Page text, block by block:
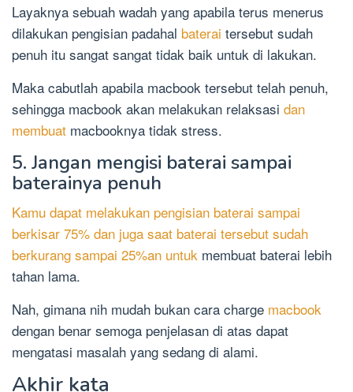
Layaknya sebuah wadah yang apabila terus menerus
dilakukan pengisian padahal baterai tersebut sudah
penuh itu sangat sangat tidak baik untuk di lakukan.
Maka cabutlah apabila macbook tersebut telah penuh,
sehingga macbook akan melakukan relaksasi dan
membuat macbooknya tidak stress.
5. Jangan mengisi baterai sampai
baterainya penuh
Kamu dapat melakukan pengisian baterai sampai
berkisar 75% dan juga saat baterai tersebut sudah
berkurang sampai 25%an untuk membuat baterai lebih
tahan lama.
Nah, gimana nih mudah bukan cara charge macbook
dengan benar semoga penjelasan di atas dapat
mengatasi masalah yang sedang di alami.
Akhir kata